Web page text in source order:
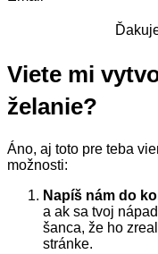
Viete mi
želanie?
Áno, aj toto pre teba
možnosti:
Napíš nám do
a ak sa tvoj
šanca, že ho
stránke.